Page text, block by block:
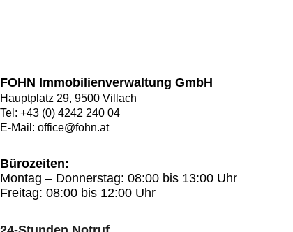
FOHN Immobilienverwaltung GmbH
Hauptplatz 29, 9500 Villach
Tel: +43 (0) 4242 240 04
E-Mail: office@fohn.at
Bürozeiten:
Montag – Donnerstag: 08:00 bis 13:00 Uhr
Freitag: 08:00 bis 12:00 Uhr